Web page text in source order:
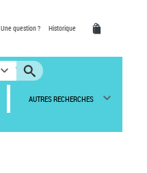
Une question ? Historique
AUTRES RECHERCHES